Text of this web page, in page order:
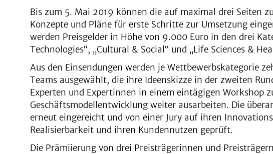
Bis zum 5. Mai 2019 können die auf maximal drei Seiten
Konzepte und Pläne für erste Schritte zur Umsetzung
werden Preisgelder in Höhe von 9.000 Euro in den drei
Technologies“, „Cultural & Social“ und „Life Sciences &
Aus den Einsendungen werden je Wettbewerbskategorie
Teams ausgewählt, die ihre Ideenskizze in der zweiten
Experten und Expertinnen in einem eintägigen Workshop
Geschäftsmodellentwicklung weiter ausarbeiten. Die
erneut eingereicht und von einer Jury auf ihren
Realisierbarkeit und ihren Kundennutzen geprüft.
Die Prämiierung von drei Preisträgerinnen und